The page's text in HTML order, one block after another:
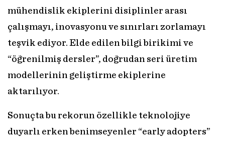
mühendislik ekiplerini disiplinler arası
çalışmayı, inovasyonu ve sınırları zorlamayı
teşvik ediyor. Elde edilen bilgi birikimi ve
“öğrenilmiş dersler”, doğrudan seri üretim
modellerinin geliştirme ekiplerine
aktarılıyor.
Sonuçta bu rekorun özellikle teknolojiye
duyarlı erken benimseyenler “early adopters”